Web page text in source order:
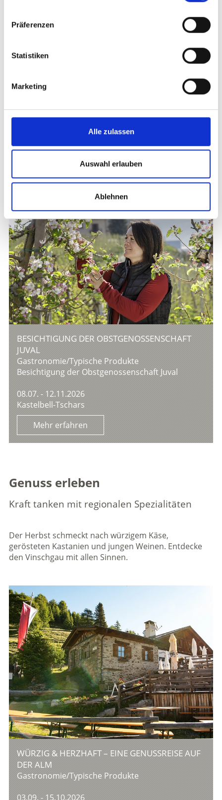
Präferenzen
Statistiken
Marketing
Alle zulassen
Auswahl erlauben
Ablehnen
FINAIL, RAFFEIN, TISEN
Mehr erfahren
BESICHTIGUNG DER OBSTGENOSSENSCHAFT
JUVAL
Gastronomie/Typische Produkte
Besichtigung der Obstgenossenschaft Juval
08.07. - 12.11.2026
Kastelbell-Tschars
Mehr erfahren
Genuss erleben
Kraft tanken mit regionalen Spezialitäten
Der Herbst schmeckt nach würzigem Käse,
gerösteten Kastanien und jungen Weinen. Entdecke
den Vinschgau mit allen Sinnen.
WÜRZIG & HERZHAFT – EINE GENUSSREISE AUF
DER ALM
Gastronomie/Typische Produkte
03.09. - 15.10.2026